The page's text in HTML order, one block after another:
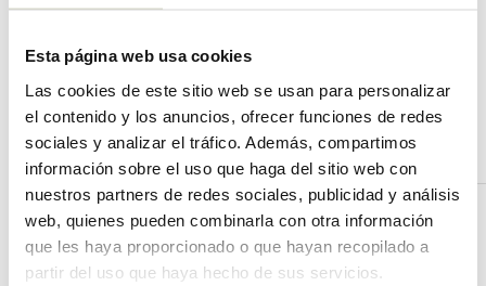
Esta página web usa cookies
Las cookies de este sitio web se usan para personalizar
el contenido y los anuncios, ofrecer funciones de redes
sociales y analizar el tráfico. Además, compartimos
información sobre el uso que haga del sitio web con
nuestros partners de redes sociales, publicidad y análisis
web, quienes pueden combinarla con otra información
que les haya proporcionado o que hayan recopilado a
partir del uso que haya hecho de sus servicios.
1 2
Overige categorieën in MARCAS